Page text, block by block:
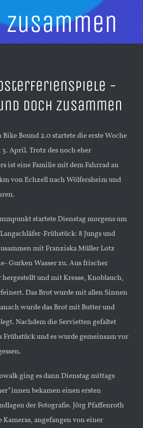
zusammen
-
doch zusammen
Bound 2.0 startete die erste Woche
April. Trotz des noch eher
ist eine Familie mit dem Fahrrad an
von Echzell nach Wölfersheim und
startete Dienstag morgens um
Frühstück: 8 Jungs und
mit Franziska Müller Lotz
Gurken Wasser zu. Aus frischer
hergestellt und mit Kresse, Knoblauch,
Das Brot wurde mit allen Sinnen
wurde das Brot mit Butter und
Nachdem die Servietten gefaltet
Frühstück und es wurde gemeinsam vor
ging es dann Dienstag mittags
bekamen einen ersten
der Fotografie. Jörg Pfaffenroth
Kameras, angefangen von einer